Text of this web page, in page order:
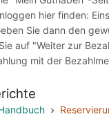
hier finden:
Sie dann den
auf "Weiter zur
mit der